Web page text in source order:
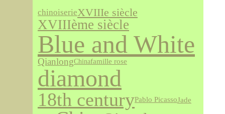
chinoiserieXVIIIe siècle
XVIIIème siècle
Blue and White
QianlongChinafamille rose
diamond
18th centuryPablo PicassoJade